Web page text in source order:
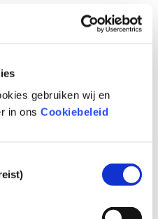
gebruiken wij en
in ons Cookiebeleid
gelden voor cosmetische